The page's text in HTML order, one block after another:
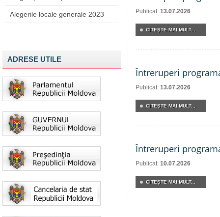
Alegerile locale generale 2023
ADRESE UTILE
Publicat: 13.07.2026
CITEŞTE MAI MULT...
Întreruperi
Publicat: 13.07.2026
CITEŞTE MAI MULT...
Întreruperi
Publicat: 10.07.2026
CITEŞTE MAI MULT...